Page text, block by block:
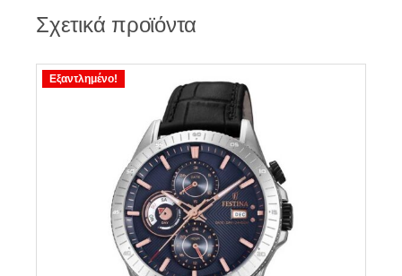
Σχετικά προϊόντα
Εξαντλημένο!